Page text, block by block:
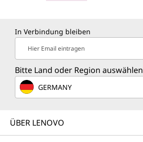
In Verbindung bleiben
Hier Email eintragen
Bitte Land oder Region auswählen
GERMANY
ÜBER LENOVO